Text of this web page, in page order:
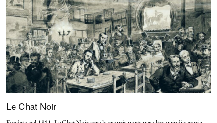
Le Chat Noir